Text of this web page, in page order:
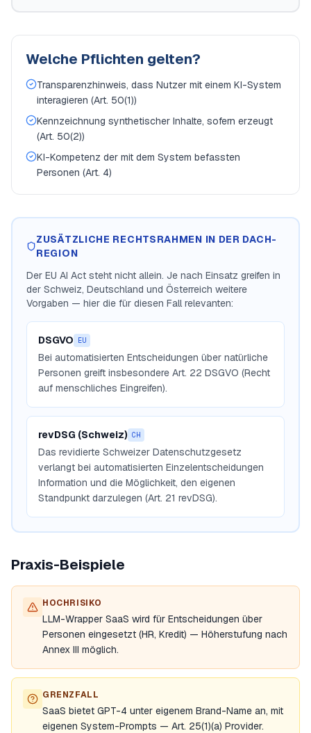
Welche Pflichten gelten?
Transparenzhinweis, dass Nutzer mit einem KI-System
interagieren (Art. 50(1))
Kennzeichnung synthetischer Inhalte, sofern erzeugt
(Art. 50(2))
KI-Kompetenz der mit dem System befassten
Personen (Art. 4)
ZUSÄTZLICHE RECHTSRAHMEN IN DER DACH-
REGION
Der EU AI Act steht nicht allein. Je nach Einsatz greifen in
der Schweiz, Deutschland und Österreich weitere
Vorgaben — hier die für diesen Fall relevanten:
DSGVO EU
Bei automatisierten Entscheidungen über natürliche
Personen greift insbesondere Art. 22 DSGVO (Recht
auf menschliches Eingreifen).
revDSG (Schweiz) CH
Das revidierte Schweizer Datenschutzgesetz
verlangt bei automatisierten Einzelentscheidungen
Information und die Möglichkeit, den eigenen
Standpunkt darzulegen (Art. 21 revDSG).
Praxis-Beispiele
HOCHRISIKO
LLM-Wrapper SaaS wird für Entscheidungen über
Personen eingesetzt (HR, Kredit) — Höherstufung nach
Annex III möglich.
GRENZFALL
SaaS bietet GPT-4 unter eigenem Brand-Name an, mit
eigenen System-Prompts — Art. 25(1)(a) Provider.